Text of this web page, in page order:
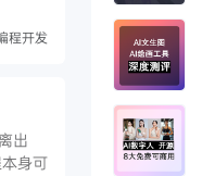
程开发
出
身可